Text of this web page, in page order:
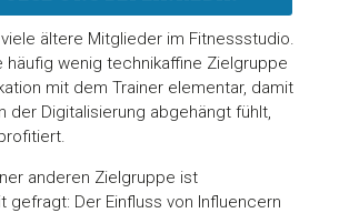
ältere Mitglieder im Fitnessstudio.
häufig wenig technikaffine Zielgruppe
mit dem Trainer elementar, damit
der Digitalisierung abgehängt fühlt,
anderen Zielgruppe ist
gefragt: Der Einfluss von Influencern